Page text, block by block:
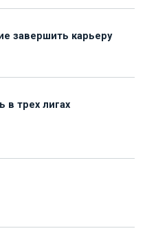
завершить карьеру
в трех лигах